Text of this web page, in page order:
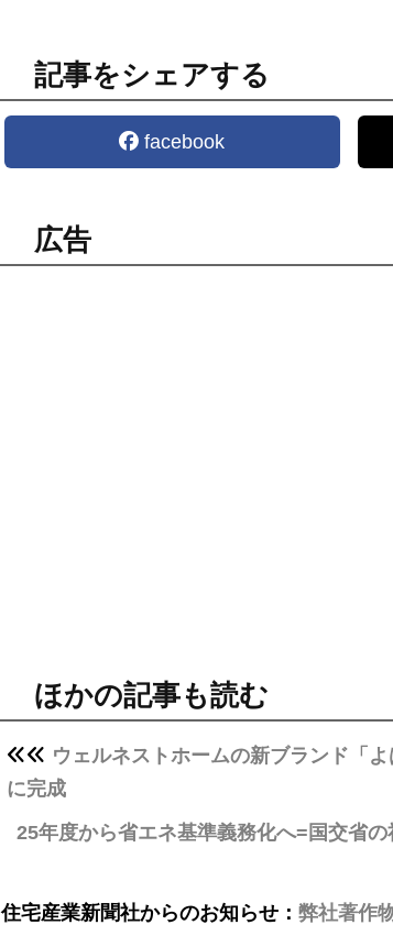
記事をシェアする
facebook
広告
ほかの記事も読む
ウェルネストホームの新ブランド「
に完成
25年度から省エネ基準義務化へ=国交省
住宅産業新聞社からのお知らせ： 弊社著作